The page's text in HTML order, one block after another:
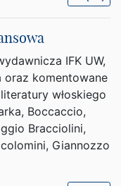
IFK UW,
oraz komentowane
włoskiego
Boccaccio,
Bracciolini,
Giannozzo